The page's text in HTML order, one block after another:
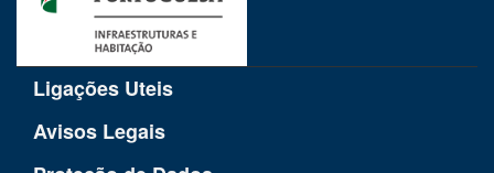
Ligações Uteis
Avisos Legais